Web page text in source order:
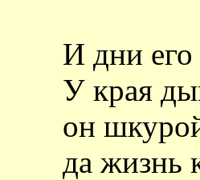
И дни
У края
он
да жизнь